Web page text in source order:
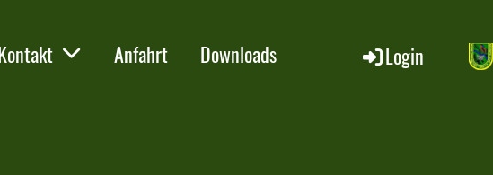
Anfahrt Downloads Login